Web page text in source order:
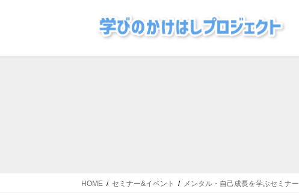
HOME セミナー&イベント メンタル・自己成長を学ぶセミナー